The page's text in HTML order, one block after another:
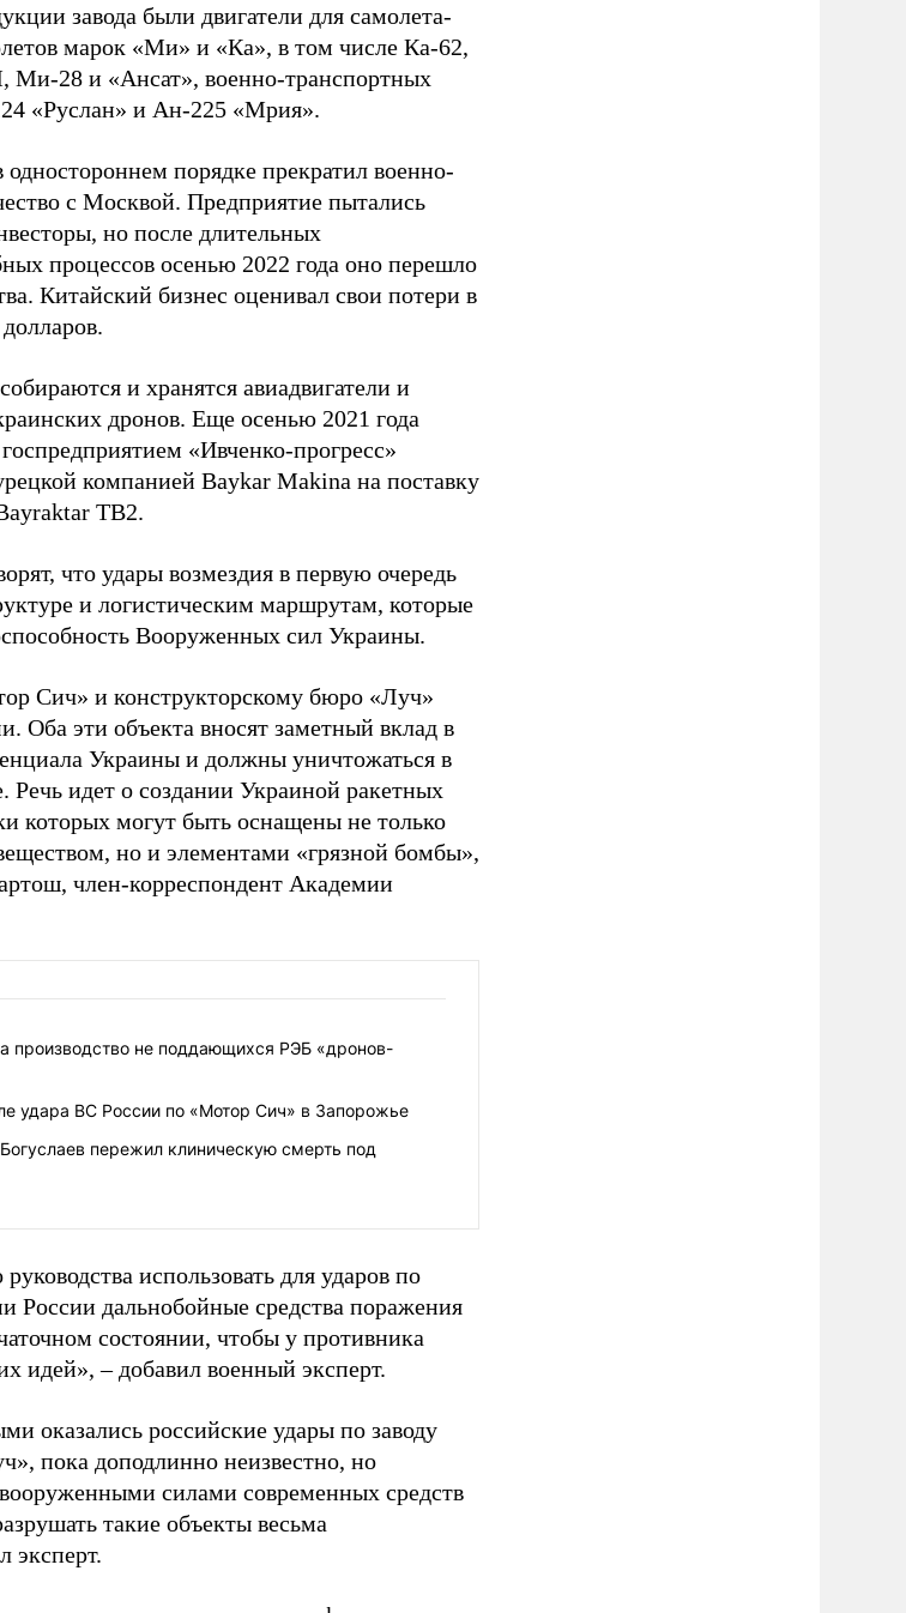
завода были двигатели для самолета-
марок «Ми» и «Ка», в том числе Ка-62,
28 и «Ансат», военно-транспортных
«Руслан» и Ан-225 «Мрия».
порядке прекратил военно-
с Москвой. Предприятие пытались
но после длительных
процессов осенью 2022 года оно перешло
Китайский бизнес оценивал свои потери в
и хранятся авиадвигатели и
дронов. Еще осенью 2021 года
«Ивченко-прогресс»
компанией Baykar Makina на поставку
TB2.
что удары возмездия в первую очередь
и логистическим маршрутам, которые
Вооруженных сил Украины.
Сич» и конструкторскому бюро «Луч»
Оба эти объекта вносят заметный вклад в
Украины и должны уничтожаться в
идет о создании Украиной ракетных
которых могут быть оснащены не только
но и элементами «грязной бомбы»,
член-корреспондент Академии
производство не поддающихся РЭБ «дронов-
удара ВС России по «Мотор Сич» в Запорожье
пережил клиническую смерть под
использовать для ударов по
России дальнобойные средства поражения
состоянии, чтобы у противника
идей», – добавил военный эксперт.
оказались российские удары по заводу
пока доподлинно неизвестно, но
силами современных средств
такие объекты весьма
эксперт.